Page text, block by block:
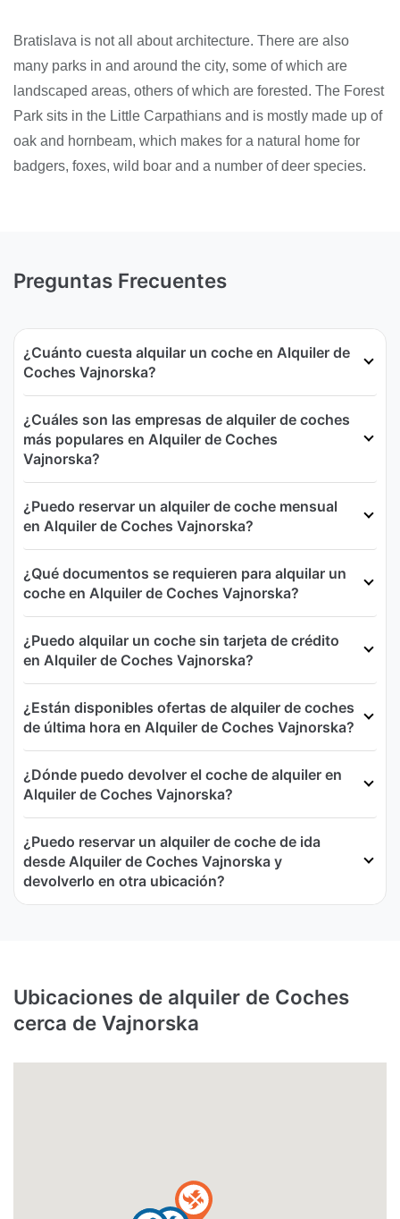
Bratislava is not all about architecture. There are also
many parks in and around the city, some of which are
landscaped areas, others of which are forested. The Forest
Park sits in the Little Carpathians and is mostly made up of
oak and hornbeam, which makes for a natural home for
badgers, foxes, wild boar and a number of deer species.
Preguntas Frecuentes
¿Cuánto cuesta alquilar un coche en Alquiler de
Coches Vajnorska?
¿Cuáles son las empresas de alquiler de coches
más populares en Alquiler de Coches
Vajnorska?
¿Puedo reservar un alquiler de coche mensual
en Alquiler de Coches Vajnorska?
¿Qué documentos se requieren para alquilar un
coche en Alquiler de Coches Vajnorska?
¿Puedo alquilar un coche sin tarjeta de crédito
en Alquiler de Coches Vajnorska?
¿Están disponibles ofertas de alquiler de coches
de última hora en Alquiler de Coches Vajnorska?
¿Dónde puedo devolver el coche de alquiler en
Alquiler de Coches Vajnorska?
¿Puedo reservar un alquiler de coche de ida
desde Alquiler de Coches Vajnorska y
devolverlo en otra ubicación?
Ubicaciones de alquiler de Coches
cerca de Vajnorska